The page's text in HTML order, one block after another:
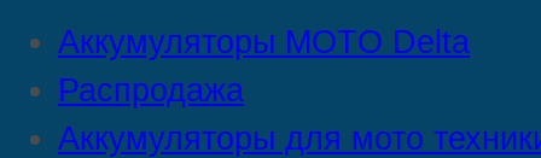
Аккумуляторы MOTO Delta
Распродажа
Аккумуляторы для мото